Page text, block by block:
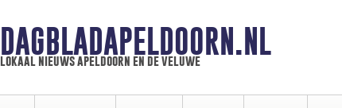
DAGBLADAPELDOORN.NL
lokaal nieuws apeldoorn en de veluwe